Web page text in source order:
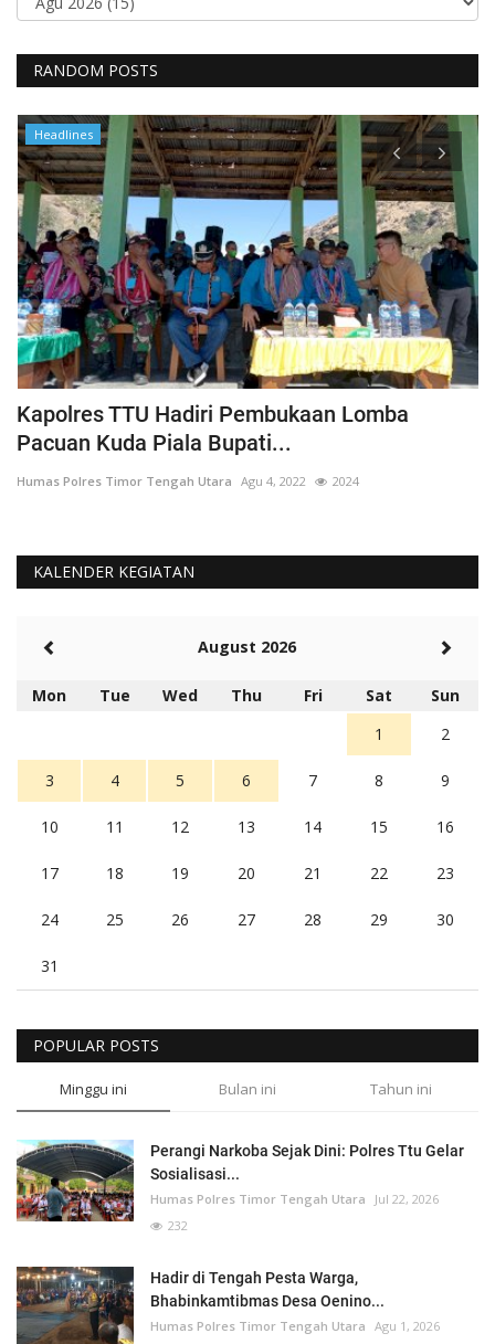
RANDOM POSTS
Headlines
Kapolres TTU Hadiri Pembukaan Lomba
Pacuan Kuda Piala Bupati...
Humas Polres Timor Tengah Utara Agu 4, 2022 2024
KALENDER KEGIATAN
August 2026
Mon Tue Wed Thu Fri Sat
Sun
1
2
3 4 5 6 7 8 9
10 11 12 13 14 15 16
17 18 19 20 21 22 23
24 25 26 27 28 29 30
31
POPULAR POSTS
Minggu ini Bulan ini Tahun ini
Perangi Narkoba Sejak Dini: Polres Ttu Gelar
Sosialisasi...
Humas Polres Timor Tengah Utara
Jul 22, 2026
232
Hadir di Tengah Pesta Warga,
Bhabinkamtibmas Desa Oenino...
Humas Polres Timor Tengah Utara Agu 1, 2026